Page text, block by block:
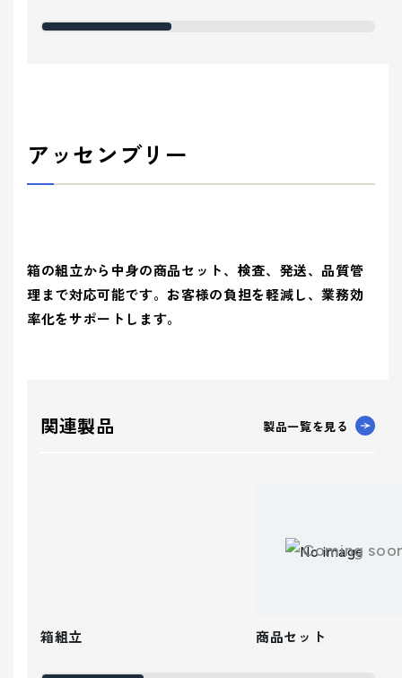
アッセンブリー
箱の組立から中身の商品セット、検査、発送、品質管
理まで対応可能です。お客様の負担を軽減し、業務効
率化をサポートします。
関連製品 製品一覧を見る
箱組立
Coming
商品セット